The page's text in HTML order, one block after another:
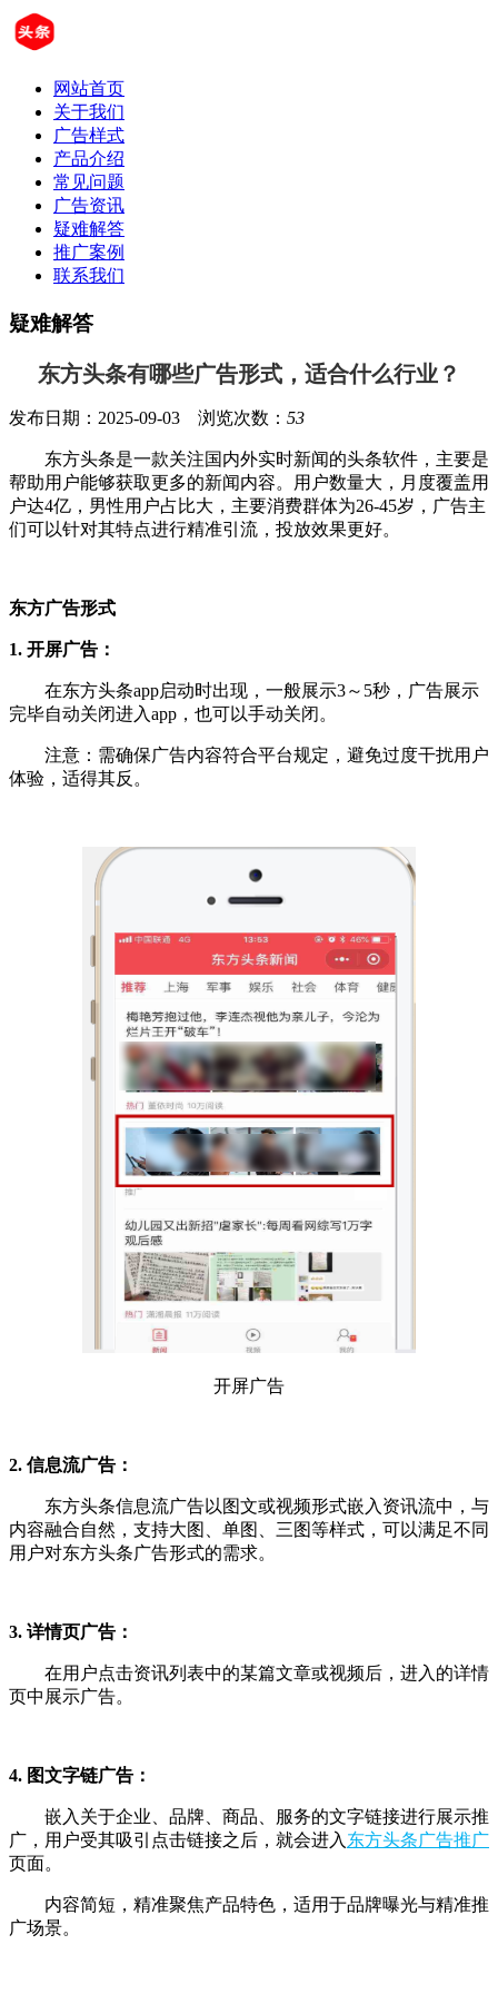
网站首页
关于我们
广告样式
产品介绍
常见问题
广告资讯
疑难解答
推广案例
联系我们
疑难解答
东方头条有哪些广告形式，适合什么行业？
发布日期：2025-09-03 浏览次数： 53
东方头条是一款关注国内外实时新闻的头条软件，主要是
帮助用户能够获取更多的新闻内容。用户数量大，月度覆盖用
户达4亿，男性用户占比大，主要消费群体为26-45岁，广告主
们可以针对其特点进行精准引流，投放效果更好。
东方广告形式
1. 开屏广告：
在东方头条app启动时出现，一般展示3～5秒，广告展示
完毕自动关闭进入app，也可以手动关闭。
注意：需确保广告内容符合平台规定，避免过度干扰用户
体验，适得其反。
开屏广告
2. 信息流广告：
东方头条信息流广告以图文或视频形式嵌入资讯流中，与
内容融合自然，支持大图、单图、三图等样式，可以满足不同
用户对东方头条广告形式的需求。
3. 详情页广告：
在用户点击资讯列表中的某篇文章或视频后，进入的详情
页中展示广告。
4. 图文字链广告：
嵌入关于企业、品牌、商品、服务的文字链接进行展示推
广，用户受其吸引点击链接之后，就会进入东方头条广告推广
页面。
内容简短，精准聚焦产品特色，适用于品牌曝光与精准推
广场景。